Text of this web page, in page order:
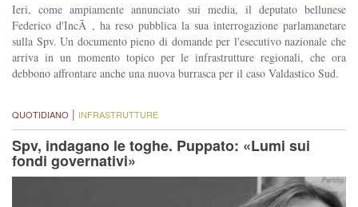
Ieri, come ampiamente annunciato sui media, il deputato bellunese
Federico d'IncÃ , ha reso pubblica la sua interrogazione parlamanetare
sulla Spv. Un documento pieno di domande per l'esecutivo nazionale che
arriva in un momento topico per le infrastrutture regionali, che ora
debbono affrontare anche una nuova burrasca per il caso Valdastico Sud.
QUOTIDIANO | INFRASTRUTTURE
Spv, indagano le toghe. Puppato: «Lumi sui
fondi governativi»